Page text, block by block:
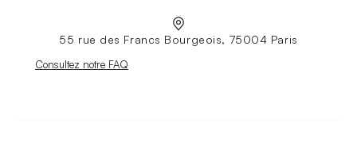
55 rue des Francs Bourgeois, 75004 Paris
Nouvelle fenêtre
Consultez notre FAQ